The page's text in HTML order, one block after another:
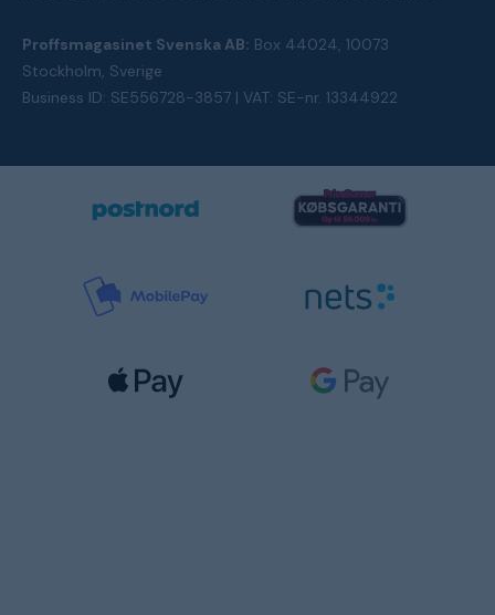
Proffsmagasinet Svenska AB: Box 44024, 10073
Stockholm, Sverige
Business ID: SE556728-3857 | VAT: SE-nr. 13344922